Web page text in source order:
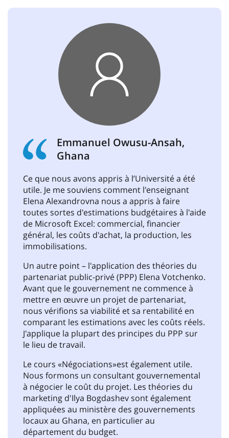
Emmanuel Owusu-Ansah,
Ghana
Ce que nous avons appris à l’Université a été
utile. Je me souviens comment l'enseignant
Elena Alexandrovna nous a appris à faire
toutes sortes d'estimations budgétaires à l'aide
de Microsoft Excel: commercial, financier
général, les coûts d'achat, la production, les
immobilisations.
Un autre point – l'application des théories du
partenariat public-privé (PPP) Elena Votchenko.
Avant que le gouvernement ne commence à
mettre en œuvre un projet de partenariat,
nous vérifions sa viabilité et sa rentabilité en
comparant les estimations avec les coûts réels.
J'applique la plupart des principes du PPP sur
le lieu de travail.
Le cours «Négociations»est également utile.
Nous formons un consultant gouvernemental
à négocier le coût du projet. Les théories du
marketing d'Ilya Bogdashev sont également
appliquées au ministère des gouvernements
locaux au Ghana, en particulier au
département du budget.